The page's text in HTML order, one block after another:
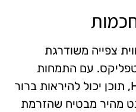
צפייה משודרגת
עם התמחות
בטכנולוגיות כמו 4K ו-HDR, תוכן יכול להיראות ברור
מהיר מבטיח שהזרמת